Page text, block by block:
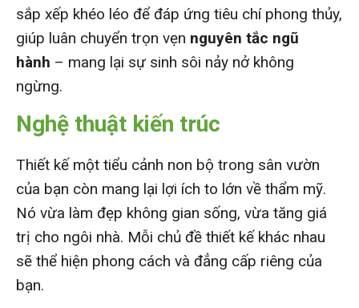
sắp xếp khéo léo để đáp ứng tiêu chí phong thủy,
giúp luân chuyển trọn vẹn nguyên tắc ngũ
hành – mang lại sự sinh sôi nảy nở không
ngừng.
Nghệ thuật kiến trúc
Thiết kế một tiểu cảnh non bộ trong sân vườn
của bạn còn mang lại lợi ích to lớn về thẩm mỹ.
Nó vừa làm đẹp không gian sống, vừa tăng giá
trị cho ngôi nhà. Mỗi chủ đề thiết kế khác nhau
sẽ thể hiện phong cách và đẳng cấp riêng của
bạn.